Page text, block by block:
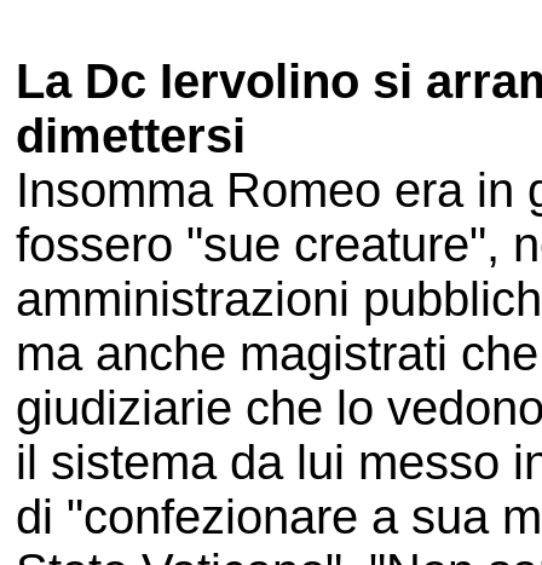
La Dc Iervolino si
dimettersi
Insomma Romeo era in
fossero "sue creature",
amministrazioni
ma anche magistrati
giudiziarie che lo
il sistema da lui messo
di "confezionare a sua